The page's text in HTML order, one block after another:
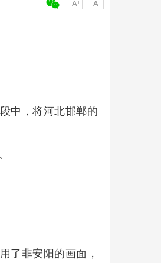
中，将河北邯郸的
了非安阳的画面，